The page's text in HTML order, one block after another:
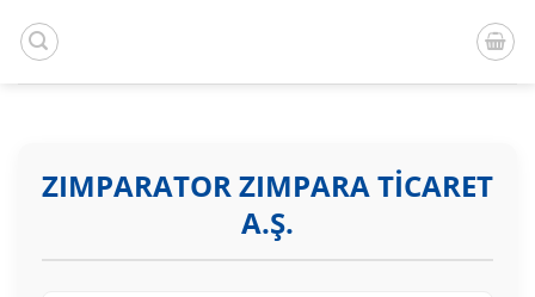
atla
ZIMPARATOR ZIMPARA TİCARET
A.Ş.